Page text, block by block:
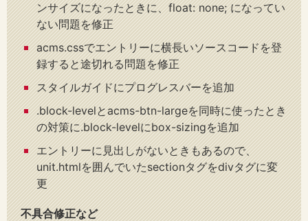
ンサイズになったときに、float: none; になってい
ない問題を修正
acms.cssでエントリーに横長いソースコードを登
録すると途切れる問題を修正
スタイルガイドにプログレスバーを追加
.block-levelとacms-btn-largeを同時に使ったとき
の対策に.block-levelにbox-sizingを追加
エントリーに見出しがないときもあるので、
unit.htmlを囲んでいたsectionタグをdivタグに変
更
不具合修正など